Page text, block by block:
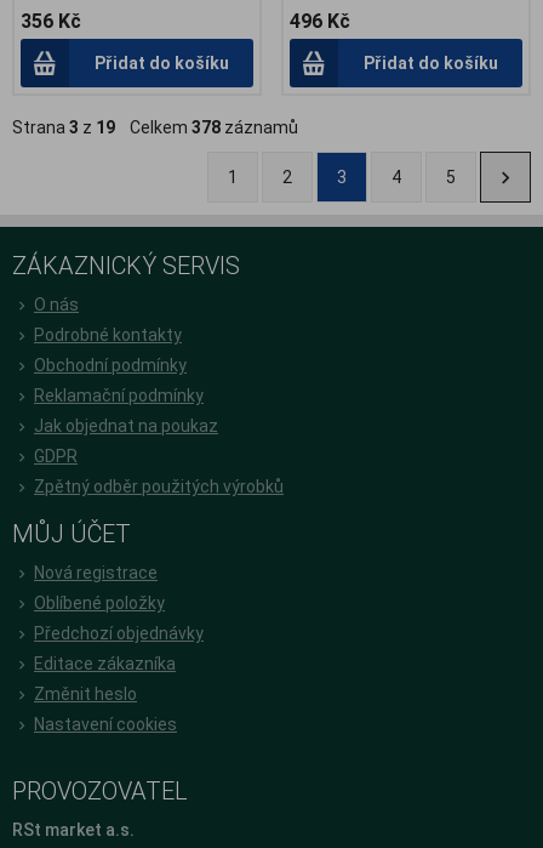
356 Kč
Přidat do košíku
496 Kč
Přidat do košíku
Strana3 z 19 Celkem 378 záznamů
1 2 3 4 5
ZÁKAZNICKÝ SERVIS
O nás
Podrobné kontakty
Obchodní podmínky
Reklamační podmínky
Jak objednat na poukaz
GDPR
Zpětný odběr použitých výrobků
MŮJ ÚČET
Nová registrace
Oblíbené položky
Předchozí objednávky
Editace zákazníka
Změnit heslo
Nastavení cookies
PROVOZOVATEL
RSt market a.s.